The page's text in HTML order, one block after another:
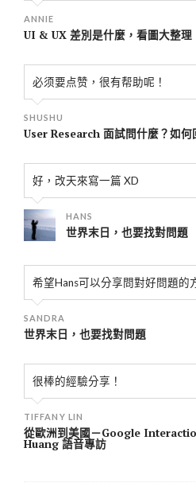
ANNIE
UI & UX 差別是什麼，看圖大整理
必须要点赞，很有帮助呢！
SHUSHU
User Research 面試問什麼？如何
好，改天來寫一篇 XD
HANS
世界末日，也要找對問題
希望Hans可以分享問對好問題的
SANDRA
世界末日，也要找對問題
很棒的經驗分享！
TIFFANY LIN
從歐洲到美國－Google
Huang 語音專訪